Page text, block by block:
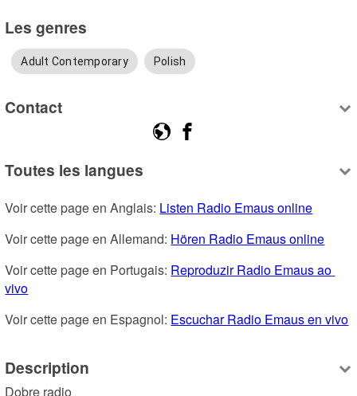
Les genres
Adult Contemporary Polish
Contact
Toutes les langues
Voir cette page en Anglais: Listen Radio Emaus online
Voir cette page en Allemand: Hören Radio Emaus online
Voir cette page en Portugais: Reproduzir Radio Emaus ao
vivo
Voir cette page en Espagnol: Escuchar Radio Emaus en vivo
Description
Dobre radio